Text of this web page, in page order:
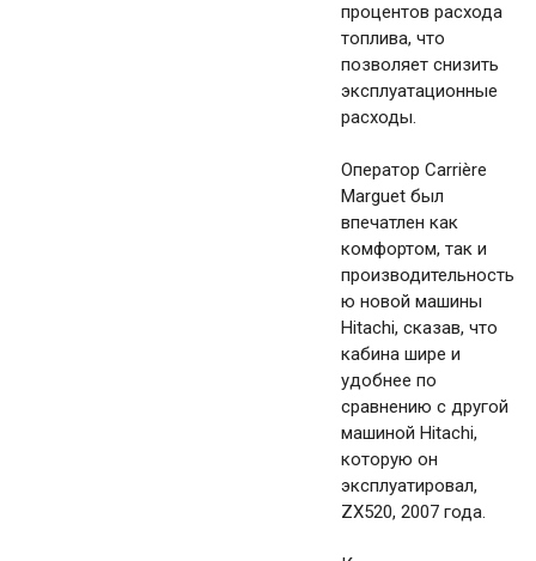
процентов расхода
топлива, что
позволяет снизить
эксплуатационные
расходы.
Оператор Carrière
Marguet был
впечатлен как
комфортом, так и
производительность
ю новой машины
Hitachi, сказав, что
кабина шире и
удобнее по
сравнению с другой
машиной Hitachi,
которую он
эксплуатировал,
ZX520, 2007 года.